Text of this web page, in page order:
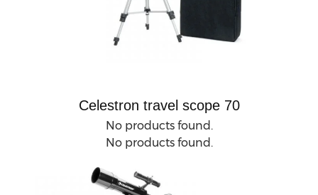
Celestron travel scope 70
No products found.
No products found.